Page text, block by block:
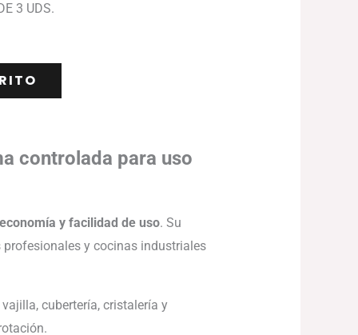
3 UDS.
controlada para uso
y facilidad de uso. Su
profesionales y cocinas industriales
cubertería, cristalería y